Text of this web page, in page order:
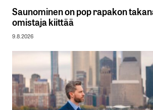
Saunominen on pop rapakon
omistaja kiittää
9.8.2026